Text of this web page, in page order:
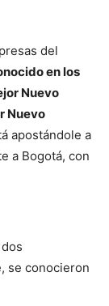
del
en los
Nuevo
Nuevo
apostándole a
a Bogotá, con
se conocieron